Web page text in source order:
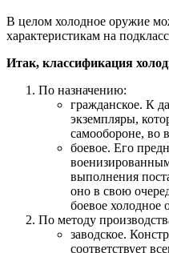
В целом холодное оружие
характеристикам на
Итак, классификация
По назначению:
гражданское. К
экземпляры,
самообороне, во
боевое. Его
выполнения
оно в свою
боевое холодное
По методу
заводское.
соответствует